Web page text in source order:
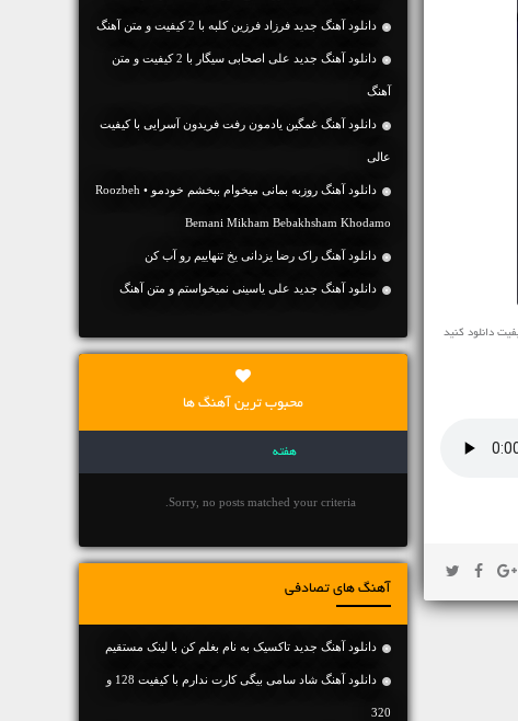
دانلود آهنگ جديد فرزاد فرزین کلبه با 2 کیفیت و متن آهنگ
دانلود آهنگ جديد علی اصحابی سیگار با 2 کیفیت و متن
آهنگ
دانلود آهنگ غمگین یادمون رفت فریدون آسرایی با کیفیت
عالی
دانلود آهنگ روزبه بمانی میخوام ببخشم خودمو • Roozbeh
Bemani Mikham Bebakhsham Khodamo
دانلود آهنگ راک رضا یزدانی یخ تنهاییم رو آب کن
دانلود آهنگ جديد علی یاسینی نمیخواستم و متن آهنگ
محبوب ترین آهنگ ها
هفته
Sorry, no posts matched your criteria.
آهنگ های تصادفی
دانلود آهنگ جديد تاکسیک به نام بغلم کن با لینک مستقیم
دانلود آهنگ شاد سامی بیگی کارت ندارم با کیفیت 128 و
320